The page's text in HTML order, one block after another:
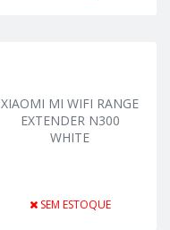
XIAOMI MI WIFI RANGE
EXTENDER N300
WHITE
SEM ESTOQUE